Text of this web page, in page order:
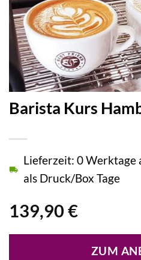
Barista Kurs
139,90 €
Lieferzeit: 0 Werktage
als Druck/Box Tage
ZUM